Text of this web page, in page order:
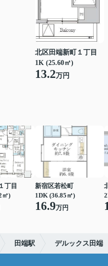
北区田端新町１丁目
1K (25.60㎡)
13.2万円
丁目
㎡)
新宿区若松町
1DK (36.85㎡)
16.9万円
田端駅 デルックス田端